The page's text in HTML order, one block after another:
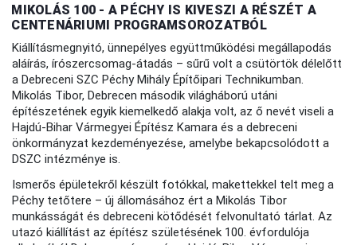
MIKOLÁS 100 - A PÉCHY IS KIVESZI A RÉSZÉT A
CENTENÁRIUMI PROGRAMSOROZATBÓL
Kiállításmegnyitó, ünnepélyes együttműködési megállapodás
aláírás, írószercsomag-átadás – sűrű volt a csütörtök délelőtt
a Debreceni SZC Péchy Mihály Építőipari Technikumban.
Mikolás Tibor, Debrecen második világháború utáni
építészetének egyik kiemelkedő alakja volt, az ő nevét viseli a
Hajdú-Bihar Vármegyei Építész Kamara és a debreceni
önkormányzat kezdeményezése, amelybe bekapcsolódott a
DSZC intézménye is.
Ismerős épületekről készült fotókkal, makettekkel telt meg a
Péchy tetőtere – új állomásához ért a Mikolás Tibor
munkásságát és debreceni kötődését felvonultató tárlat. Az
utazó kiállítást az építész születésének 100. évfordulója